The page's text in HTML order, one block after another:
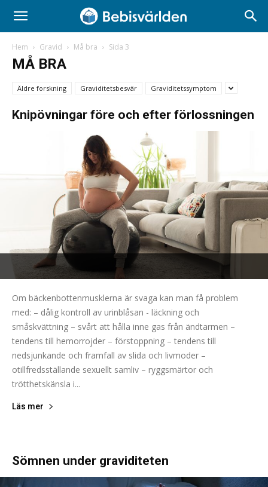
Hem Gravid Må bra Sida 3
MÅ BRA
Äldre forskning Graviditetsbesvär Graviditetssymptom
Knipövningar före och efter förlossningen
Om bäckenbottenmusklerna är svaga kan man få problem
med: – dålig kontroll av urinblåsan - läckning och
småskvättning – svårt att hålla inne gas från ändtarmen –
tendens till hemorrojder – förstoppning – tendens till
nedsjunkande och framfall av slida och livmoder –
otillfredsställande sexuellt samliv – ryggsmärtor och
trötthetskänsla i...
Läs mer
Sömnen under graviditeten